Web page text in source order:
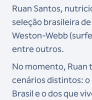
Ruan Santos,
seleção brasileira
Weston-Webb
entre outros.
No momento, Ruan
cenários distintos:
Brasil e o dos que